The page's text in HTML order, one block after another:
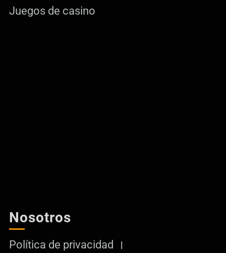
Juegos de casino
Nosotros
Política de privacidad